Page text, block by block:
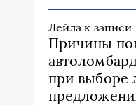
Лейла к записи
Причины
при выборе